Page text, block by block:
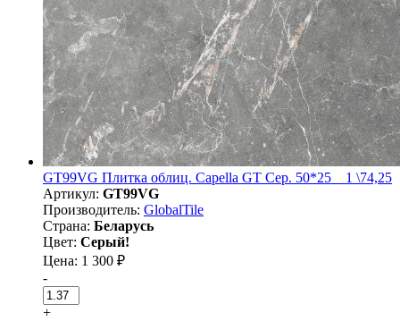
GT99VG Плитка облиц. Capella GT Сер. 50*25 _ 1 \74,25
Артикул: GT99VG
Производитель: GlobalTile
Страна: Беларусь
Цвет: Серый!
Цена: 1 300 ₽
-
+